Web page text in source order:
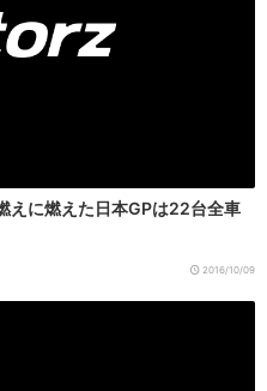
えに燃えた日本GPは22台全車
2016/10/09